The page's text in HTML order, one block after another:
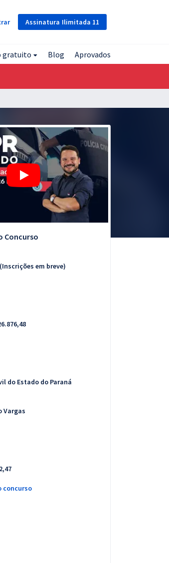
Assinatura Ilimitada 11
gratuito Blog Aprovados
Concurso
em breve)
do Estado do Paraná
Vargas
concurso